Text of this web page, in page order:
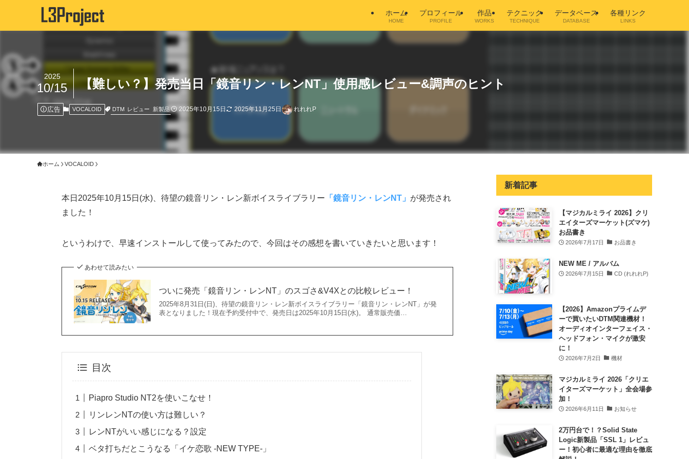
ホーム
HOME
プロフィール
PROFILE
作品
WORKS
テクニック
TECHNIQUE
データベース
DATABASE
各種リンク
LINKS
【難しい？】発売当日「鏡音リン・レンNT」使用感レビュー&調声のヒント
2025
10/15
広告 VOCALOID DTM レビュー 新製品 2025年10月15日 2025年11月25日 れれれP
ホーム VOCALOID
本日2025年10月15日(水)、待望の鏡音リン・レン新ボイスライブラリー 「鏡音リン・レンNT」 が発売され
ました！
というわけで、早速インストールして使ってみたので、今回はその感想を書いていきたいと思います！
あわせて読みたい
ついに発売「鏡音リン・レンNT」のスゴさ&V4Xとの比較レビュー！
2025年8月31日(日)、待望の鏡音リン・レン新ボイスライブラリー「鏡音リン・レンNT」が発
表となりました！現在予約受付中で、発売日は2025年10月15日(水)。 通常販売価…
目次
Piapro Studio NT2を使いこなせ！
リンレンNTの使い方は難しい？
レンNTがいい感じになる？設定
ベタ打ちだとこうなる「イケ恋歌 -NEW TYPE-」
新着記事
【マジカルミライ 2026】クリ
エイターズマーケット(ズマケ)
お品書き
2026年7月17日 お品書き
NEW ME / アルバム
2026年7月15日 CD (れれれP)
【2026】Amazonプライムデ
ーで買いたいDTM関連機材！
オーディオインターフェイス・
ヘッドフォン・マイクが激安
に！
2026年7月2日 機材
マジカルミライ 2026「クリエ
イターズマーケット」全会場参
加！
2026年6月11日 お知らせ
2万円台で！？Solid State
Logic新製品「SSL 1」レビュ
ー！初心者に最適な理由を徹底